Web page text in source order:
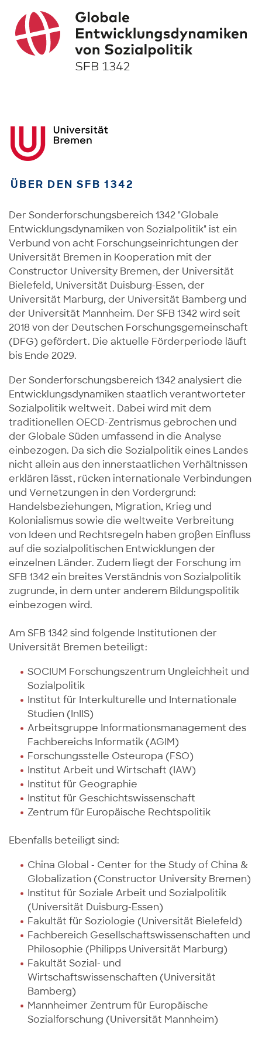
ÜBER DEN SFB 1342
Der Sonderforschungsbereich 1342 "Globale
Entwicklungsdynamiken von Sozialpolitik" ist ein
Verbund von acht Forschungseinrichtungen der
Universität Bremen in Kooperation mit der
Constructor University Bremen, der Universität
Bielefeld, Universität Duisburg-Essen, der
Universität Marburg, der Universität Bamberg und
der Universität Mannheim. Der SFB 1342 wird seit
2018 von der Deutschen Forschungsgemeinschaft
(DFG) gefördert. Die aktuelle Förderperiode läuft
bis Ende 2029.
Der Sonderforschungsbereich 1342 analysiert die
Entwicklungsdynamiken staatlich verantworteter
Sozialpolitik weltweit. Dabei wird mit dem
traditionellen OECD-Zentrismus gebrochen und
der Globale Süden umfassend in die Analyse
einbezogen. Da sich die Sozialpolitik eines Landes
nicht allein aus den innerstaatlichen Verhältnissen
erklären lässt, rücken internationale Verbindungen
und Vernetzungen in den Vordergrund:
Handelsbeziehungen, Migration, Krieg und
Kolonialismus sowie die weltweite Verbreitung
von Ideen und Rechtsregeln haben großen Einfluss
auf die sozialpolitischen Entwicklungen der
einzelnen Länder. Zudem liegt der Forschung im
SFB 1342 ein breites Verständnis von Sozialpolitik
zugrunde, in dem unter anderem Bildungspolitik
einbezogen wird.
Am SFB 1342 sind folgende Institutionen der
Universität Bremen beteiligt:
SOCIUM Forschungszentrum Ungleichheit und
Sozialpolitik
Institut für Interkulturelle und Internationale
Studien (InIIS)
Arbeitsgruppe Informationsmanagement des
Fachbereichs Informatik (AGIM)
Forschungsstelle Osteuropa (FSO)
Institut Arbeit und Wirtschaft (IAW)
Institut für Geographie
Institut für Geschichtswissenschaft
Zentrum für Europäische Rechtspolitik
Ebenfalls beteiligt sind:
China Global - Center for the Study of China &
Globalization (Constructor University Bremen)
Institut für Soziale Arbeit und Sozialpolitik
(Universität Duisburg-Essen)
Fakultät für Soziologie (Universität Bielefeld)
Fachbereich Gesellschaftswissenschaften und
Philosophie (Philipps Universität Marburg)
Fakultät Sozial- und
Wirtschaftswissenschaften (Universität
Bamberg)
Mannheimer Zentrum für Europäische
Sozialforschung (Universität Mannheim)